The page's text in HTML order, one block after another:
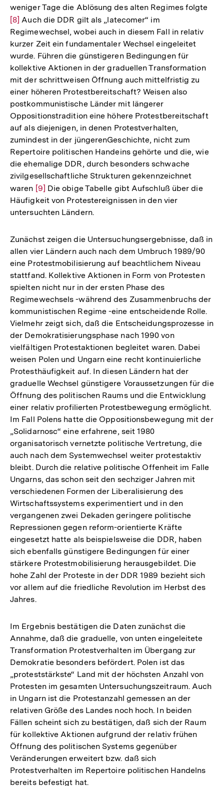
weniger Tage die Ablösung des alten Regimes folgte
[8] Auch die DDR gilt als „latecomer“ im
Regimewechsel, wobei auch in diesem Fall in relativ
kurzer Zeit ein fundamentaler Wechsel eingeleitet
wurde. Führen die günstigeren Bedingungen für
kollektive Aktionen in der graduellen Transformation
mit der schrittweisen Öffnung auch mittelfristig zu
einer höheren Protestbereitschaft? Weisen also
postkommunistische Länder mit längerer
Oppositionstradition eine höhere Protestbereitschaft
auf als diejenigen, in denen Protestverhalten,
zumindest in der jüngerenGeschichte, nicht zum
Repertoire politischen Handeins gehörte und die, wie
die ehemalige DDR, durch besonders schwache
zivilgesellschaftliche Strukturen gekennzeichnet
waren Zur
Auflösung
der
[9] Die obige Tabelle gibt Aufschluß über die
Häufigkeit von Protestereignissen in den vier
untersuchten Ländern.
Zunächst zeigen die Untersuchungsergebnisse, daß in
allen vier Ländern auch nach dem Umbruch 1989/90
eine Protestmobilisierung auf beachtlichem Niveau
stattfand. Kollektive Aktionen in Form von Protesten
spielten nicht nur in der ersten Phase des
Regimewechsels -während des Zusammenbruchs der
kommunistischen Regime -eine entscheidende Rolle.
Vielmehr zeigt sich, daß die Entscheidungsprozesse in
der Demokratisierungsphase nach 1990 von
vielfältigen Protestaktionen begleitet waren. Dabei
weisen Polen und Ungarn eine recht kontinuierliche
Protesthäufigkeit auf. In diesen Ländern hat der
graduelle Wechsel günstigere Voraussetzungen für die
Öffnung des politischen Raums und die Entwicklung
einer relativ profilierten Protestbewegung ermöglicht.
Im Fall Polens hatte die Oppositionsbewegung mit der
„Solidarnosc“ eine erfahrene, seit 1980
organisatorisch vernetzte politische Vertretung, die
auch nach dem Systemwechsel weiter protestaktiv
bleibt. Durch die relative politische Offenheit im Falle
Ungarns, das schon seit den sechziger Jahren mit
verschiedenen Formen der Liberalisierung des
Wirtschaftssystems experimentiert und in den
vergangenen zwei Dekaden geringere politische
Repressionen gegen reform-orientierte Kräfte
eingesetzt hatte als beispielsweise die DDR, haben
sich ebenfalls günstigere Bedingungen für einer
stärkere Protestmobilisierung herausgebildet. Die
hohe Zahl der Proteste in der DDR 1989 bezieht sich
vor allem auf die friedliche Revolution im Herbst des
Jahres.
Im Ergebnis bestätigen die Daten zunächst die
Annahme, daß die graduelle, von unten eingeleitete
Transformation Protestverhalten im Übergang zur
Demokratie besonders befördert. Polen ist das
„proteststärkste“ Land mit der höchsten Anzahl von
Protesten im gesamten Untersuchungszeitraum. Auch
in Ungarn ist die Protestanzahl gemessen an der
relativen Größe des Landes noch hoch. In beiden
Fällen scheint sich zu bestätigen, daß sich der Raum
für kollektive Aktionen aufgrund der relativ frühen
Öffnung des politischen Systems gegenüber
Veränderungen erweitert bzw. daß sich
Protestverhalten im Repertoire politischen Handelns
bereits befestigt hat.